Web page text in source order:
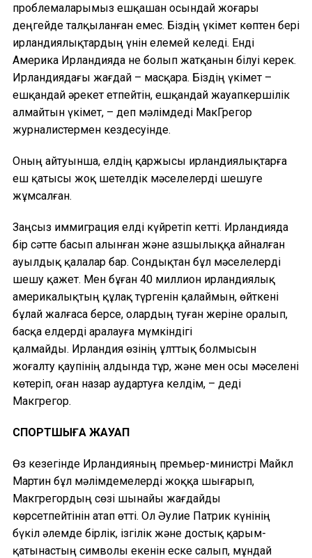
проблемаларымыз ешқашан осындай жоғары
деңгейде талқыланған емес. Біздің үкімет көптен бері
ирландиялықтардың үнін елемей келеді. Енді
Америка Ирландияда не болып жатқанын білуі керек.
Ирландиядағы жағдай – масқара. Біздің үкімет –
ешқандай әрекет етпейтін, ешқандай жауапкершілік
алмайтын үкімет, – деп мәлімдеді МакГрегор
журналистермен кездесуінде.
Оның айтуынша, елдің қаржысы ирландиялықтарға
еш қатысы жоқ шетелдік мәселелерді шешуге
жұмсалған.
Заңсыз иммиграция елді күйретіп кетті. Ирландияда
бір сәтте басып алынған және азшылыққа айналған
ауылдық қалалар бар. Сондықтан бұл мәселелерді
шешу қажет. Мен бұған 40 миллион ирландиялық
америкалықтың құлақ түргенін қалаймын, өйткені
бұлай жалғаса берсе, олардың туған жеріне оралып,
басқа елдерді аралауға мүмкіндігі
қалмайды. Ирландия өзінің ұлттық болмысын
жоғалту қаупінің алдында тұр, және мен осы мәселені
көтеріп, оған назар аудартуға келдім, – деді
Макгрегор.
СПОРТШЫҒА ЖАУАП
Өз кезегінде Ирландияның премьер-министрі Майкл
Мартин бұл мәлімдемелерді жоққа шығарып,
Макгрегордың сөзі шынайы жағдайды
көрсетпейтінін атап өтті. Ол Әулие Патрик күнінің
бүкіл әлемде бірлік, ізгілік және достық қарым-
қатынастың символы екенін еске салып, мұндай